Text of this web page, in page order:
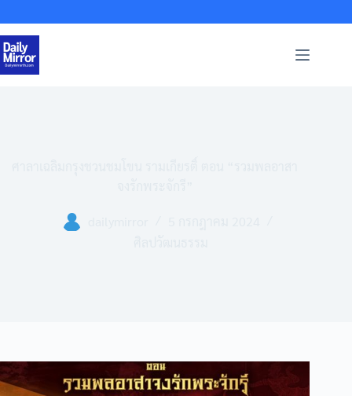
to
content